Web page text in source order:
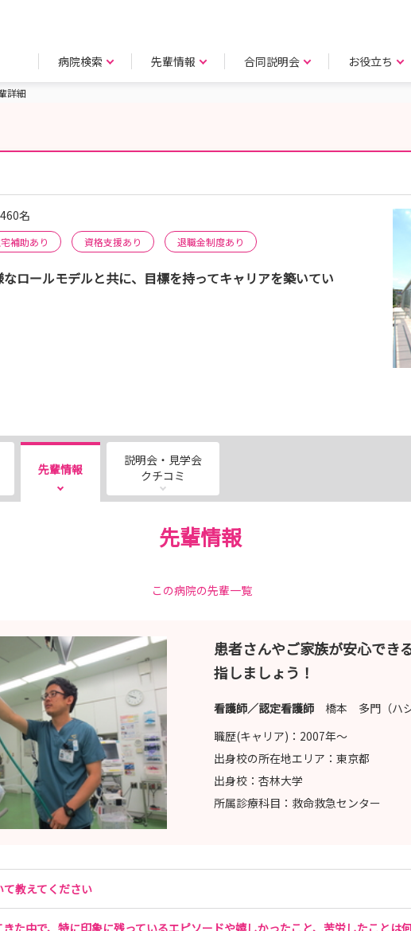
病院検索 先輩情報 合同説明会 お役立ち
詳細
名
補助あり 資格支援あり 退職金制度あり
ロールモデルと共に、目標を持ってキャリアを築いてい
先輩情報
説明会・見学会
クチコミ
先輩情報
この病院の先輩一覧
患者さんやご家族が安心でき
指しましょう！
看護師／認定看護師 橋本 多門（ハ
職歴(キャリア)： 2007年〜
出身校の所在地エリア： 東京都
出身校： 杏林大学
所属診療科目： 救命救急センター
教えてください
た中で、特に印象に残っているエピソードや嬉しかったこと、苦労したことは